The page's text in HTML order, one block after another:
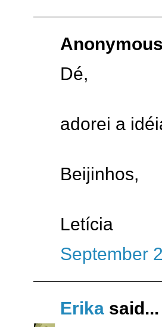
Dé,
adorei a
Beijinhos,
Letícia
September
Erika said...